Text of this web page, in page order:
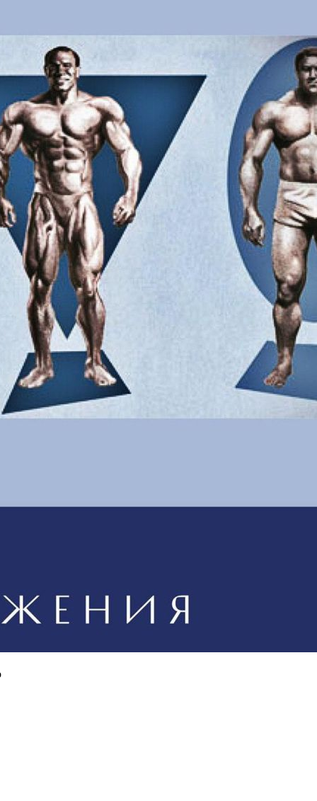
Дальше
Выберите что вас беспокоит
Маленькая грудь Большое расстояние между грудью
Разные
ареолы / разная грудь
стороныУвеличить грудь
Установка
имплантов
Вредна ли маммопластика
Капсулярная
контрактура
Наркоз при маммопластике
Импланты на всю
жизньКак выбирают имплант
имплантаСпорт и маммопластика
имплант в грудиОсложнения после установки
бедрах
Тема консультации